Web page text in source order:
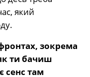
який
зокрема
ти бачиш
сенс там